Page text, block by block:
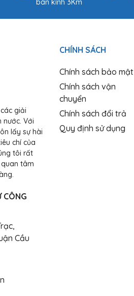
bán kính 3Km
giải
Với
lấy sự hài
chí của
tôi rất
tâm
CÔNG
Cầu
CHÍNH SÁCH
Chính sách bảo mật
Chính sách vận
chuyển
Chính sách đổi trả
Quy định sử dụng